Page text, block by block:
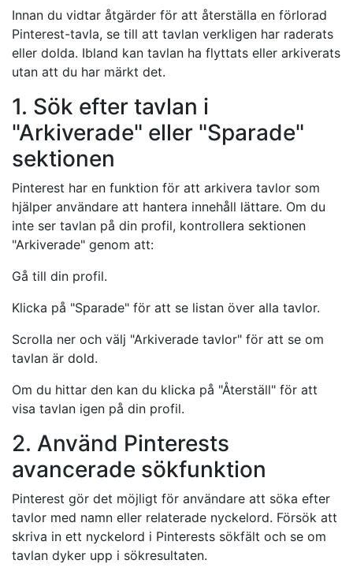
Innan du vidtar åtgärder för att återställa en förlorad
Pinterest-tavla, se till att tavlan verkligen har raderats
eller dolda. Ibland kan tavlan ha flyttats eller arkiverats
utan att du har märkt det.
1. Sök efter tavlan i
"Arkiverade" eller "Sparade"
sektionen
Pinterest har en funktion för att arkivera tavlor som
hjälper användare att hantera innehåll lättare. Om du
inte ser tavlan på din profil, kontrollera sektionen
"Arkiverade" genom att:
Gå till din profil.
Klicka på "Sparade" för att se listan över alla tavlor.
Scrolla ner och välj "Arkiverade tavlor" för att se om
tavlan är dold.
Om du hittar den kan du klicka på "Återställ" för att
visa tavlan igen på din profil.
2. Använd Pinterests
avancerade sökfunktion
Pinterest gör det möjligt för användare att söka efter
tavlor med namn eller relaterade nyckelord. Försök att
skriva in ett nyckelord i Pinterests sökfält och se om
tavlan dyker upp i sökresultaten.